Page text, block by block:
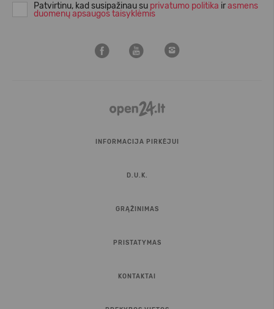
Patvirtinu, kad susipažinau su privatumo politika irasmens
duomenų apsaugos taisyklėmis
INFORMACIJA PIRKĖJUI
D.U.K.
GRĄŽINIMAS
PRISTATYMAS
KONTAKTAI